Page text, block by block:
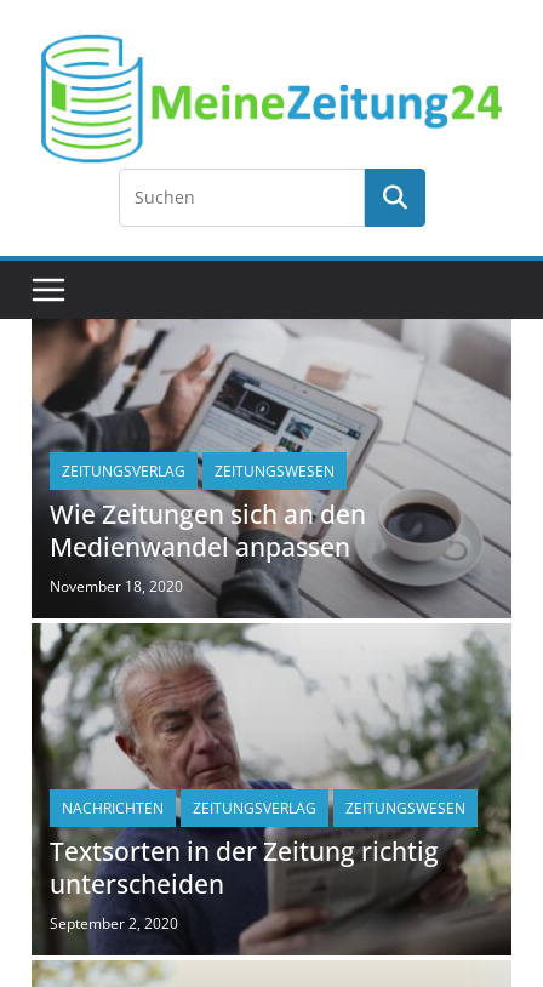
ZEITUNGSVERLAG ZEITUNGSWESEN
Wie Zeitungen sich an den
Medienwandel anpassen
November 18, 2020
NACHRICHTEN ZEITUNGSVERLAG ZEITUNGSWESEN
Textsorten in der Zeitung richtig
unterscheiden
September 2, 2020